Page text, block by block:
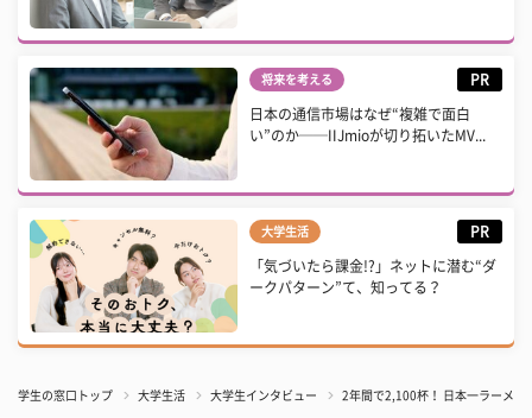
将来を考える PR
日本の通信市場はなぜ“複雑で面白
い”のか──IIJmioが切り拓いたMV...
大学生活 PR
「気づいたら課金!?」ネットに潜む“ダ
ークパターン”て、知ってる？
学生の窓口トップ 大学生活 大学生インタビュー 2年間で2,100杯！ 日本一ラーメン